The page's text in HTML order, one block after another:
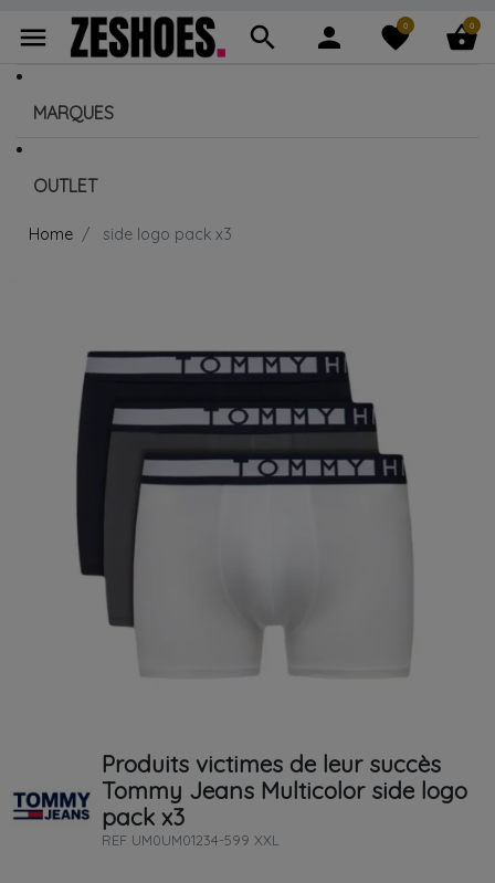
menu search person favorite
0 shopping_basket
0
MARQUES
OUTLET
Home side logo pack x3
Produits victimes de leur succès
Tommy Jeans Multicolor side logo
pack x3
REF UM0UM01234-599 XXL